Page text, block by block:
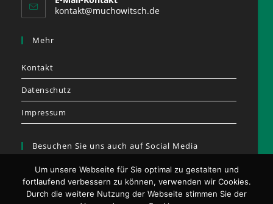
kontakt@muchowitsch.de
Mehr
Kontakt
Datenschutz
Impressum
Besuchen Sie uns auch auf Social Media
Um unsere Webseite für Sie optimal zu gestalten und
fortlaufend verbessern zu können, verwenden wir Cookies.
Durch die weitere Nutzung der Webseite stimmen Sie der